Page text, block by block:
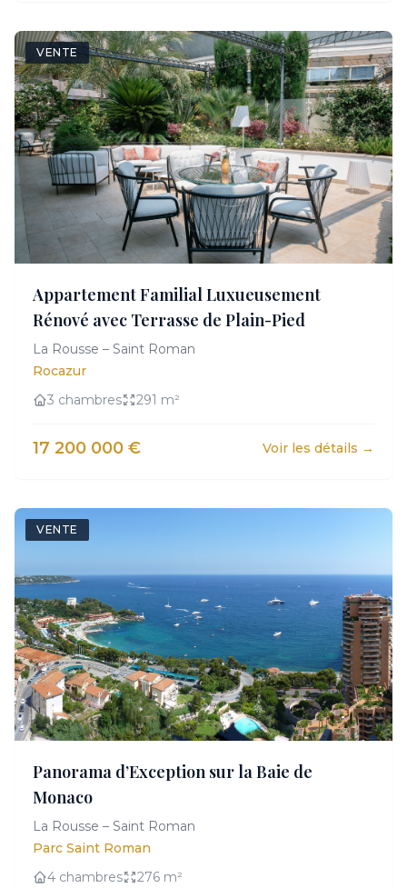
VENTE
Appartement Familial Luxueusement
Rénové avec Terrasse de Plain-Pied
La Rousse – Saint Roman
Rocazur
3 chambres
291 m²
17 200 000 € Voir les détails →
VENTE
Panorama d’Exception sur la Baie de
Monaco
La Rousse – Saint Roman
Parc Saint Roman
4 chambres
276 m²